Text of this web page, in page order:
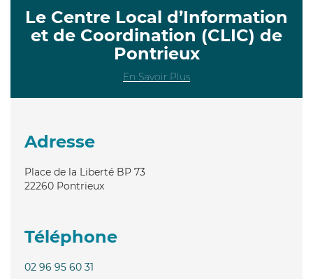
Le Centre Local d’Information
et de Coordination (CLIC) de
Pontrieux
En Savoir Plus
Adresse
Place de la Liberté BP 73
22260 Pontrieux
Téléphone
02 96 95 60 31